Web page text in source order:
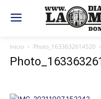
Inicio Photo_1633632614520